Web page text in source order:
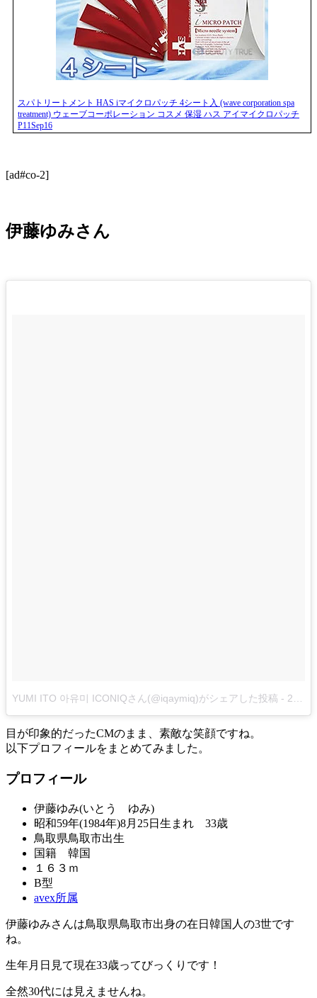
スパトリートメント HAS iマイクロパッチ 4シート入 (wave corporation spa
treatment) ウェーブコーポレーション コスメ 保湿 ハス アイマイクロパッチ
P11Sep16
[ad#co-2]
伊藤ゆみさん
YUMI ITO 아유미 ICONIQさん(@iqaymiq)がシェアした投稿 - 2018年 5月月30日午前4時06分PDT
目が印象的だったCMのまま、素敵な笑顔ですね。
以下プロフィールをまとめてみました。
プロフィール
伊藤ゆみ(いとう ゆみ)
昭和59年(1984年)8月25日生まれ 33歳
鳥取県鳥取市出生
国籍 韓国
１６３ｍ
B型
avex所属
伊藤ゆみさんは鳥取県鳥取市出身の在日韓国人の3世です
ね。
生年月日見て現在33歳ってびっくりです！
全然30代には見えませんね。